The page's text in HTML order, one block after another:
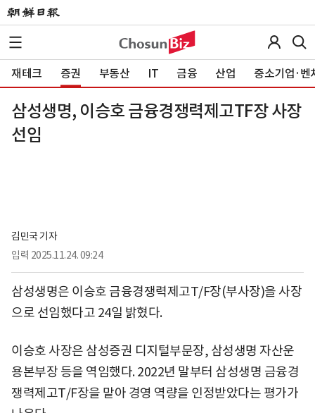
재테크 증권 부동산 IT 금융 산업 중소기업·벤
삼성생명, 이승호 금융경쟁력제고TF장 사장
선임
김민국 기자
입력 2025.11.24. 09:24
삼성생명은 이승호 금융경쟁력제고T/F장(부사장)을 사장
으로 선임했다고 24일 밝혔다.
이승호 사장은 삼성증권 디지털부문장, 삼성생명 자산운
용본부장 등을 역임했다. 2022년 말부터 삼성생명 금융경
쟁력제고T/F장을 맡아 경영 역량을 인정받았다는 평가가